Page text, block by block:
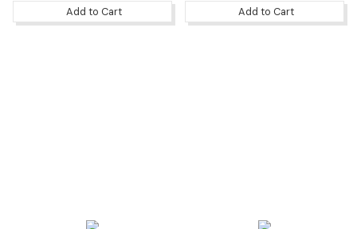
Add to Cart
Add to Cart